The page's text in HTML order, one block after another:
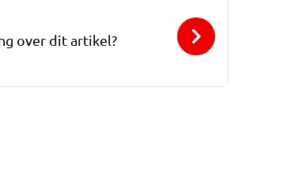
over dit artikel?